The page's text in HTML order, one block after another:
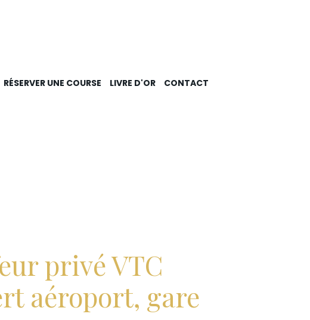
RÉSERVER UNE COURSE LIVRE D'OR CONTACT
privé VTC
aéroport, gare